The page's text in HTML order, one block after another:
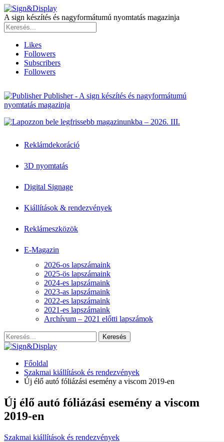
A sign készítés és nagyformátumú nyomtatás magazinja
Likes
Followers
Subscribers
Followers
Publisher - A sign készítés és nagyformátumú
nyomtatás magazinja
Reklámdekoráció
3D nyomtatás
Digital Signage
Kiállítások & rendezvények
Reklámeszközök
E-Magazin
2026-os lapszámaink
2025-ös lapszámaink
2024-es lapszámaink
2023-as lapszámaink
2022-es lapszámaink
2021-es lapszámaink
Archívum – 2021 előtti lapszámok
Főoldal
Szakmai kiállítások és rendezvények
Új élő autó fóliázási esemény a viscom 2019-en
Új élő autó fóliázási esemény a viscom
2019-en
Szakmai kiállítások és rendezvények